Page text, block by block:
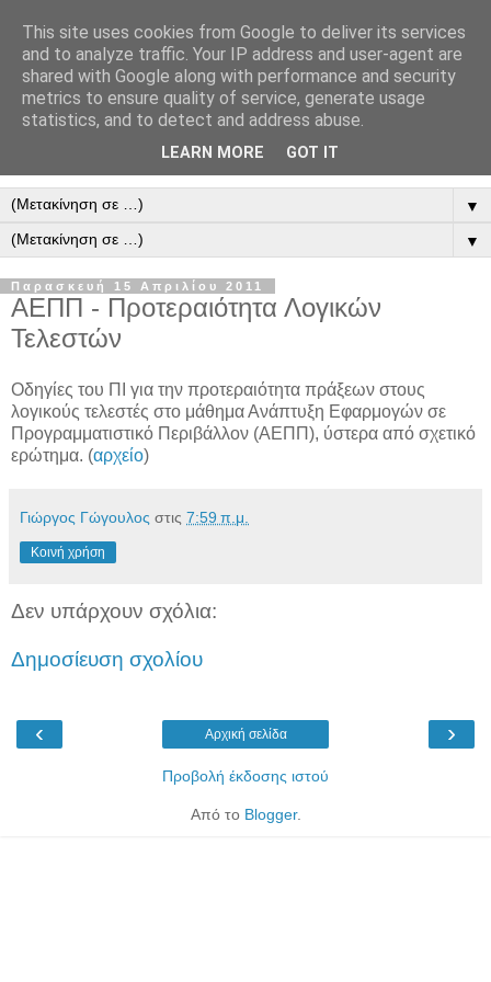
▼
▼
Παρασκευή 15 Απριλίου 2011
ΑΕΠΠ - Προτεραιότητα Λογικών
Τελεστών
Οδηγίες του ΠΙ για την προτεραιότητα πράξεων στους
λογικούς τελεστές στο μάθημα Ανάπτυξη Εφαρμογών σε
Προγραμματιστικό Περιβάλλον (ΑΕΠΠ), ύστερα από σχετικό
ερώτημα. (αρχείο)
Γιώργος Γώγουλος στις 7:59 π.μ.
Κοινή χρήση
Δεν υπάρχουν σχόλια:
Δημοσίευση σχολίου
‹ ›
Αρχική σελίδα
Προβολή έκδοσης ιστού
Από το Blogger.
This site uses cookies from Google to deliver its services
and to analyze traffic. Your IP address and user-agent are
shared with Google along with performance and security
metrics to ensure quality of service, generate usage
statistics, and to detect and address abuse.
LEARN MORE GOT IT